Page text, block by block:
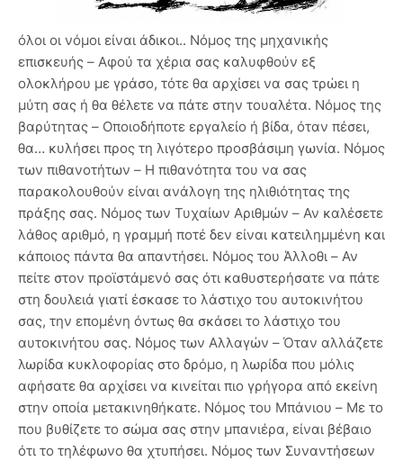
όλοι οι νόμοι είναι άδικοι.. Νόμος της μηχανικής
επισκευής – Αφού τα χέρια σας καλυφθούν εξ
ολοκλήρου με γράσο, τότε θα αρχίσει να σας τρώει η
μύτη σας ή θα θέλετε να πάτε στην τουαλέτα. Νόμος της
βαρύτητας – Οποιοδήποτε εργαλείο ή βίδα, όταν πέσει,
θα… κυλήσει προς τη λιγότερο προσβάσιμη γωνία. Νόμος
των πιθανοτήτων – Η πιθανότητα του να σας
παρακολουθούν είναι ανάλογη της ηλιθιότητας της
πράξης σας. Νόμος των Τυχαίων Αριθμών – Αν καλέσετε
λάθος αριθμό, η γραμμή ποτέ δεν είναι κατειλημμένη και
κάποιος πάντα θα απαντήσει. Νόμος του Άλλοθι – Αν
πείτε στον προϊστάμενό σας ότι καθυστερήσατε να πάτε
στη δουλειά γιατί έσκασε το λάστιχο του αυτοκινήτου
σας, την επομένη όντως θα σκάσει το λάστιχο του
αυτοκινήτου σας. Νόμος των Αλλαγών – Όταν αλλάζετε
λωρίδα κυκλοφορίας στο δρόμο, η λωρίδα που μόλις
αφήσατε θα αρχίσει να κινείται πιο γρήγορα από εκείνη
στην οποία μετακινηθήκατε. Νόμος του Μπάνιου – Με το
που βυθίζετε το σώμα σας στην μπανιέρα, είναι βέβαιο
ότι το τηλέφωνο θα χτυπήσει. Νόμος των Συναντήσεων